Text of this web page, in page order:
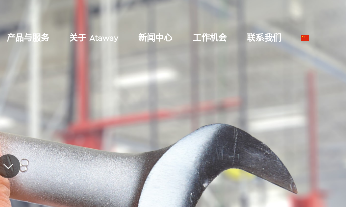
产品与服务 关于 Ataway 新闻中心 工作机会 联系我们